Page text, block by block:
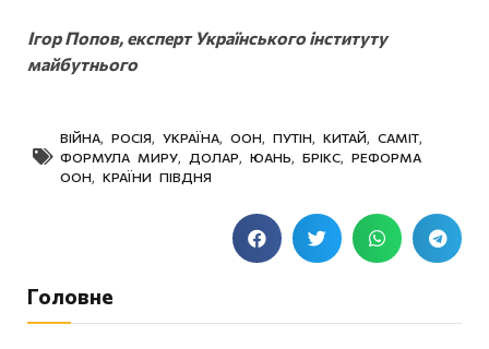
Ігор Попов, експерт Українського інституту
майбутнього
ВІЙНА РОСІЯ УКРАЇНА ООН ПУТІН КИТАЙ САМІТ
ФОРМУЛА МИРУ
ДОЛАР ЮАНЬ БРІКС
РЕФОРМА
ООН
КРАЇНИ ПІВДНЯ
Головне